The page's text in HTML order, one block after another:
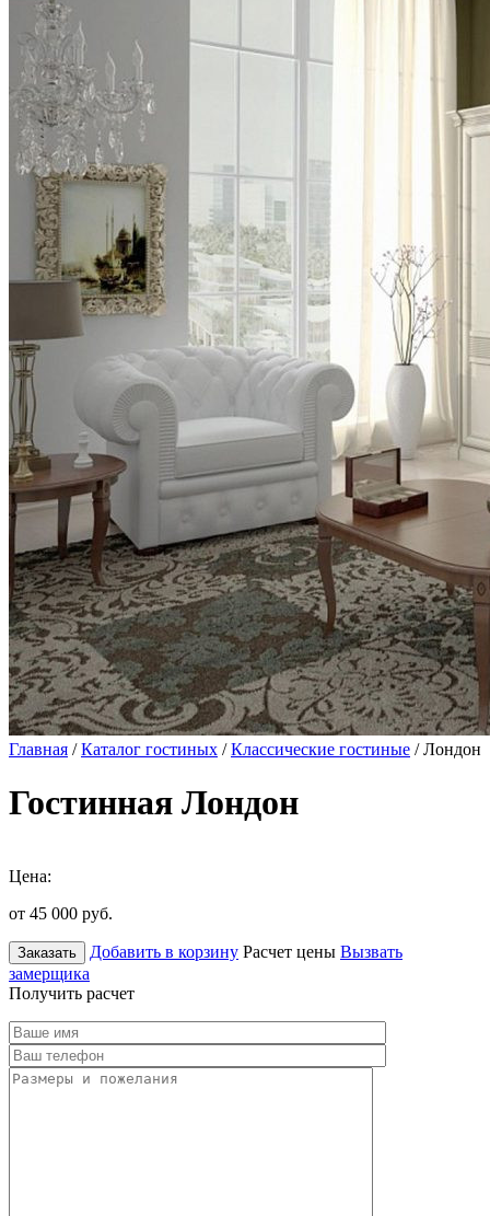
Главная /Каталог гостиных /Классические гостиные / Лондон
Гостинная Лондон
Цена:
от 45 000 руб.
Заказать Добавить в корзину Расчет цены Вызвать
замерщика
Получить расчет